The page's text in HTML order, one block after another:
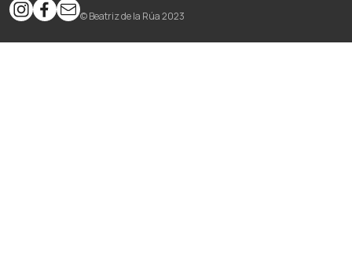
© Beatriz de la Rúa 2023